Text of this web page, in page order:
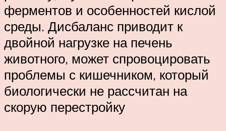
ферментов и особенностей кислой
среды. Дисбаланс приводит к
двойной нагрузке на печень
животного, может спровоцировать
проблемы с кишечником, который
биологически не рассчитан на
скорую перестройку